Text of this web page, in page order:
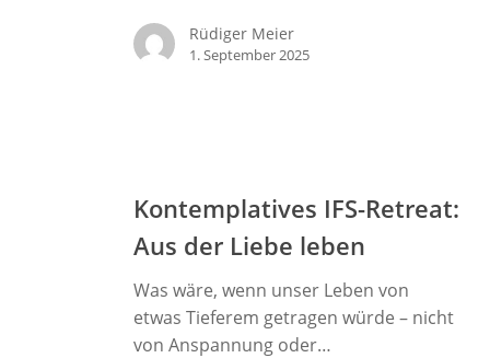
Rüdiger Meier
1. September 2025
Retreat:
Aus
Liebe
leben
Kontemplatives IFS-Retreat:
Aus der Liebe leben
Was wäre, wenn unser Leben von
etwas Tieferem getragen würde – nicht
von Anspannung oder…